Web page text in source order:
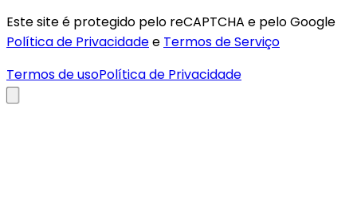
Este site é protegido pelo reCAPTCHA e pelo Google
Política de Privacidadee Termos de Serviço
Termos de usoPolítica de Privacidade